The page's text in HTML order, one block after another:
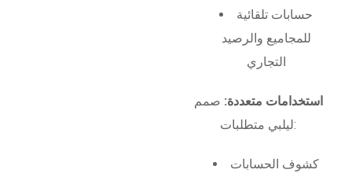
حسابات تلقائية
للمجاميع والرصيد
التجاري
استخدامات متعددة: صمم
ليلبي متطلبات:
كشوف الحسابات